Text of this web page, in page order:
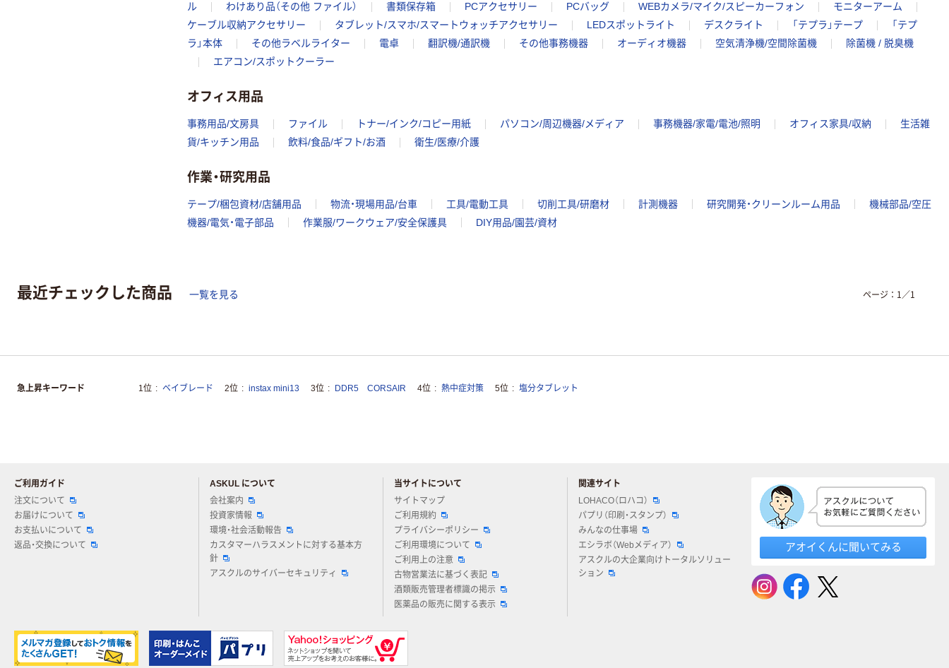
ル
わけあり品（その他 ファイル） 書類保存箱 PCアクセサリー PCバッグ WEBカメラ/マイク/スピーカーフォン
モニターアーム
ケーブル収納アクセサリー
タブレット/スマホ/スマートウォッチアクセサリー LEDスポットライト デスクライト 「テプラ」テープ
「テプ
ラ」本体
その他ラベルライター 電卓 翻訳機/通訳機 その他事務機器 オーディオ機器 空気清浄機/空間除菌機
除菌機 / 脱臭機
エアコン/スポットクーラー
オフィス用品
事務用品/文房具 ファイル トナー/インク/コピー用紙 パソコン/周辺機器/メディア 事務機器/家電/電池/照明 オフィス家具/収納
生活雑
貨/キッチン用品
飲料/食品/ギフト/お酒 衛生/医療/介護
作業・研究用品
テープ/梱包資材/店舗用品 物流・現場用品/台車 工具/電動工具 切削工具/研磨材 計測機器 研究開発・クリーンルーム用品
機械部品/空圧
機器/電気・電子部品
作業服/ワークウェア/安全保護具 DIY用品/園芸/資材
最近チェックした商品 一覧を見る ページ： 1 ／1
急上昇キーワード 1位 ベイブレード 2位 instax mini13 3位 DDR5 CORSAIR 4位 熱中症対策 5位 塩分タブレット
ご利用ガイド
注文について
お届けについて
お支払いについて
返品・交換について
ASKUL について
会社案内
投資家情報
環境・社会活動報告
カスタマーハラスメントに対する基本方
針
アスクルのサイバーセキュリティ
当サイトについて
サイトマップ
ご利用規約
プライバシーポリシー
ご利用環境について
ご利用上の注意
古物営業法に基づく表記
酒類販売管理者標識の掲示
医薬品の販売に関する表示
関連サイト
LOHACO（ロハコ）
パプリ（印刷・スタンプ）
みんなの仕事場
エシラボ（Webメディア）
アスクルの大企業向けトータルソリュー
ション
アオイくんに聞いてみる